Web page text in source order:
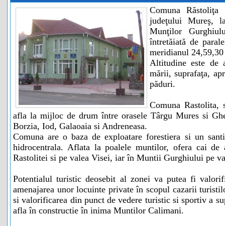
Comuna
judeţului Mureş,
Munţilor
întretăiată de
meridianul
Altitudine este de
mării, suprafaţa,
păduri.
Comuna
afla la mijloc de drum între orasele Târgu Mures si
Borzia, Iod, Galaoaia si Andreneasa.
Comuna are o baza de exploatare forestiera si un
hidrocentrala. Aflata la poalele muntilor, ofera cai
Rastolitei si pe valea Visei, iar în Muntii Gurghiului pe
Potentialul turistic deosebit al zonei va putea fi
amenajarea unor locuinte private în scopul cazarii
si valorificarea din punct de vedere turistic si sportiv a
afla în constructie în inima Muntilor Calimani.